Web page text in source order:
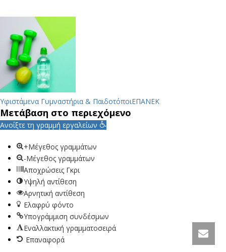
Υφιστάμενα Γυμναστήρια & ΠαιδοτόποιΕΠΑΝΕΚ
Μετάβαση στο περιεχόμενο
Ανοίξτε τη γραμμή εργαλείων
+Μέγεθος γραμμάτων
-Μέγεθος γραμμάτων
Αποχρώσεις Γκρι
Υψηλή αντίθεση
Αρνητική αντίθεση
Ελαφρύ φόντο
Υπογράμμιση συνδέσμων
Εναλλακτική γραμματοσειρά
Επαναφορά